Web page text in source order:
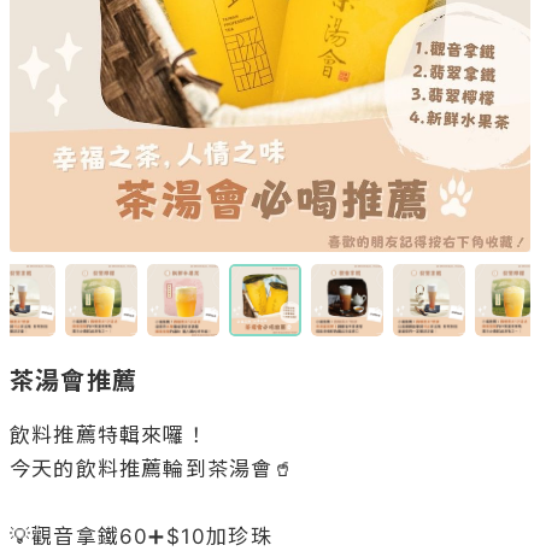
茶湯會推薦
飲料推薦特輯來囉！
今天的飲料推薦輪到茶湯會🥤
💡觀音拿鐵60➕$10加珍珠